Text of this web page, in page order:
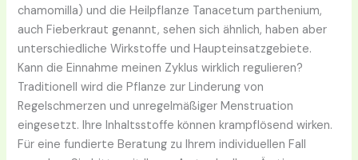
chamomilla) und die Heilpflanze Tanacetum parthenium,
auch Fieberkraut genannt, sehen sich ähnlich, haben aber
unterschiedliche Wirkstoffe und Haupteinsatzgebiete.
Kann die Einnahme meinen Zyklus wirklich regulieren?
Traditionell wird die Pflanze zur Linderung von
Regelschmerzen und unregelmäßiger Menstruation
eingesetzt. Ihre Inhaltsstoffe können krampflösend wirken.
Für eine fundierte Beratung zu Ihrem individuellen Fall